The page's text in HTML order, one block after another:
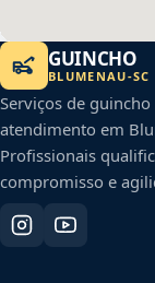
GUINCHO
BLUMENAU-SC
Serviços de
atendimento em
Profissionais
compromisso e